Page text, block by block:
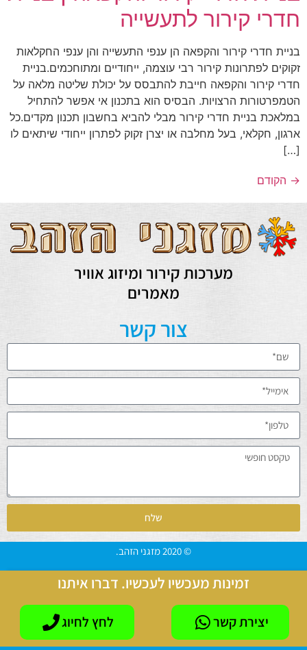
חדרי קירור לתעשייה
בניית חדרי קירור והקפאה הן ענפי התעשייה והן ענפי החקלאות
זקוקים לפתרונות קירור רבי עוצמה, ייחודיים ומתוחכמים.בניית
חדרי קירור והקפאה חייבת להתבסס על יכולת שליטה מלאה על
הטמפרטורות הרצויות. הבסיס הוא בתכנון אי אפשר להתחיל
במלאכת בניית חדרי קירור מבלי להביא בחשבון תכנון מקדים.כל
ארגון, חקלאי, בעל מחלבה או יצרן זקוק לפתרון ייחודי שיתאים לו
[…]
→ הקודם
מערכות קירור ומיזוג אוויר
מאמרים
צור קשר
שלח
© 2020 מזגני הזהב.
זמינות מעכשיו לעכשיו. דברו איתנו
יצירת קשר לחץ לחיוג